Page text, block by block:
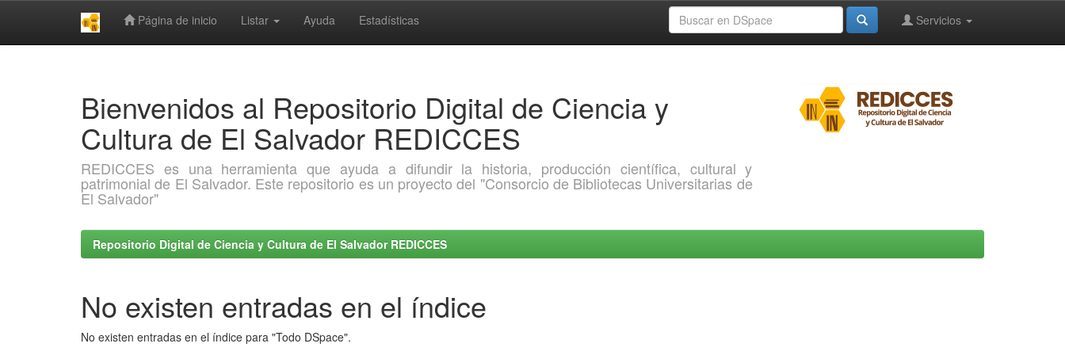
Página de inicio Listar Ayuda Estadísticas Servicios
Bienvenidos al Repositorio Digital de Ciencia y
Cultura de El Salvador REDICCES
REDICCES es una herramienta que ayuda a difundir la historia, producción científica, cultural y
patrimonial de El Salvador. Este repositorio es un proyecto del "Consorcio de Bibliotecas Universitarias de
El Salvador"
Repositorio Digital de Ciencia y Cultura de El Salvador REDICCES
No existen entradas en el índice
No existen entradas en el índice para "Todo DSpace".